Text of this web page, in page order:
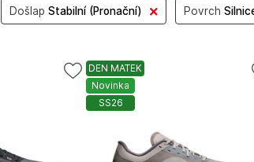
Došlap Stabilní (Pronační) Povrch
DEN MATEK
Novinka
SS26